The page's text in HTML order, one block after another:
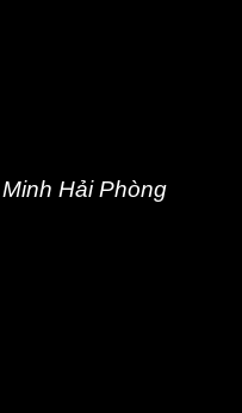
Hải Phòng